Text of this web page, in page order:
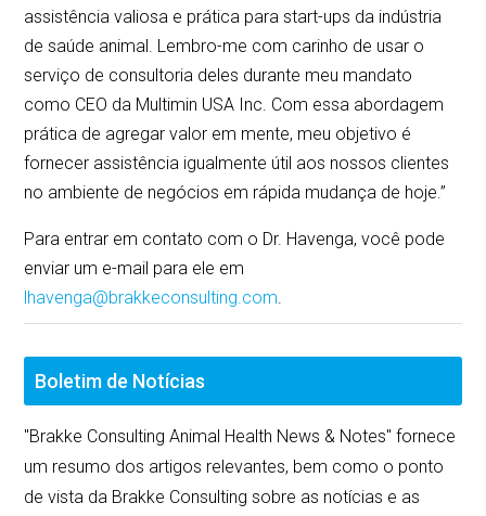
assistência valiosa e prática para start-ups da indústria
de saúde animal. Lembro-me com carinho de usar o
serviço de consultoria deles durante meu mandato
como CEO da Multimin USA Inc. Com essa abordagem
prática de agregar valor em mente, meu objetivo é
fornecer assistência igualmente útil aos nossos clientes
no ambiente de negócios em rápida mudança de hoje.”
Para entrar em contato com o Dr. Havenga, você pode
enviar um e-mail para ele em
lhavenga@brakkeconsulting.com.
Boletim de Notícias
"Brakke Consulting Animal Health News & Notes" fornece
um resumo dos artigos relevantes, bem como o ponto
de vista da Brakke Consulting sobre as notícias e as